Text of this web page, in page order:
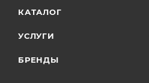
КАТАЛОГ
УСЛУГИ
БРЕНДЫ